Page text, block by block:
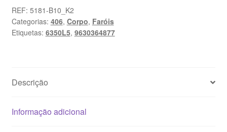
REF: 5181-B10_K2
Categorias: 406, Corpo, Faróis
Etiquetas: 6350L5, 9630364877
Descrição
Informação adicional